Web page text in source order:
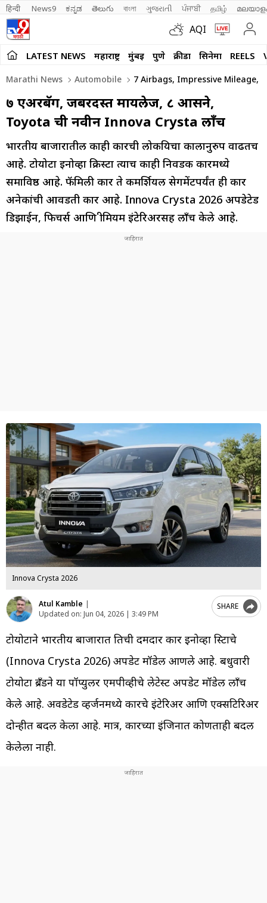
हिन्दी News9 ಕನ್ನಡ తెలుగు বাংলা ગુજરાતી ਪੰਜਾਬੀ தமிழ்
AQI
LATEST NEWS महाराष्ट्र मुंबई पुणे क्रीडा सिनेमा REELS
Marathi News Automobile 7 Airbags, Impressive Mileage,
७ एअरबॅग, जबरदस्त मायलेज, ८ आसने,
Toyota ची नवीन Innova Crysta लाँच
भारतीय बाजारातील काही कारची लोकप्रियचा कालानुरुप वाढतच
आहे. टोयोटा इनोव्हा क्रिस्टा त्याच काही निवडक कारमध्ये
समाविष्ठ आहे. फॅमिली कार ते कमर्शियल सेगमेंटपर्यंत ही कार
अनेकांची आवडती कार आहे. Innova Crysta 2026 अपडेटेड
डिझाईन, फिचर्स आणि प्रीमियम इंटेरिअरसह लाँच केले आहे.
Innova Crysta 2026
Atul Kamble |
Updated on: Jun 04, 2026 | 3:49 PM
SHARE
टोयोटाने भारतीय बाजारात तिची दमदार कार इनोव्हा क्रिस्टाचे
(Innova Crysta 2026) अपडेट मॉडेल आणले आहे. बधुवारी
टोयोटा ब्रँडने या पॉप्युलर एमपीव्हीचे लेटेस्ट अपडेट मॉडेल लाँच
केले आहे. अवडेटेड व्हर्जनमध्ये कारचे इंटेरिअर आणि एक्सटिरिअर
दोन्हीत बदल केला आहे. मात्र, कारच्या इंजिनात कोणताही बदल
केलेला नाही.